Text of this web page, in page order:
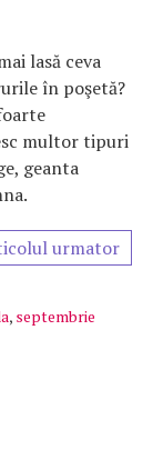
lasă ceva
în poşetă?
multor tipuri
geanta
urmator
, septembrie